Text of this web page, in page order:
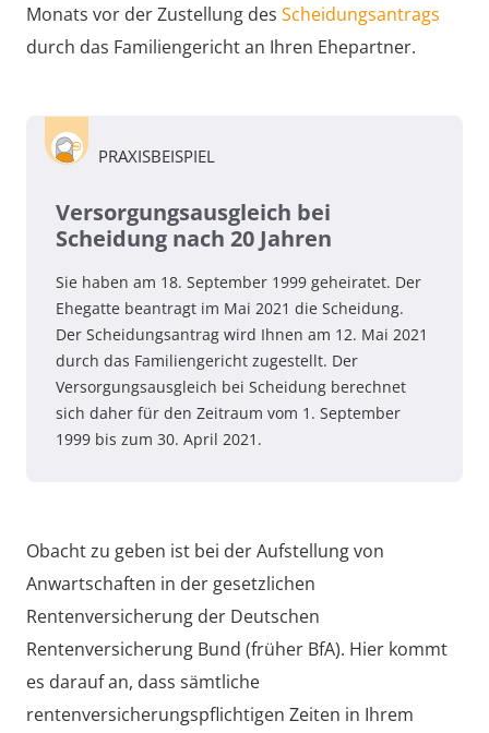
Monats vor der Zustellung des Scheidungsantrags
durch das Familiengericht an Ihren Ehepartner.
PRAXISBEISPIEL
Versorgungsausgleich bei
Scheidung nach 20 Jahren
Sie haben am 18. September 1999 geheiratet. Der
Ehegatte beantragt im Mai 2021 die Scheidung.
Der Scheidungsantrag wird Ihnen am 12. Mai 2021
durch das Familiengericht zugestellt. Der
Versorgungsausgleich bei Scheidung berechnet
sich daher für den Zeitraum vom 1. September
1999 bis zum 30. April 2021.
Obacht zu geben ist bei der Aufstellung von
Anwartschaften in der gesetzlichen
Rentenversicherung der Deutschen
Rentenversicherung Bund (früher BfA). Hier kommt
es darauf an, dass sämtliche
rentenversicherungspflichtigen Zeiten in Ihrem